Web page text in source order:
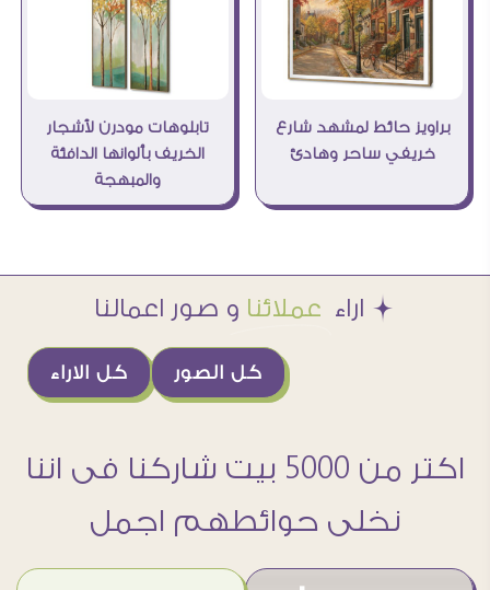
براويز حائط لمشهد شارع
خريفي ساحر وهادئ
تابلوهات مودرن لأشجار
الخريف بألوانها الدافئة
والمبهجة
Æ اراء عملائنا و صور اعمالنا
كل الاراء كل الصور
اكتر من 5000 بيت شاركنا فى اننا
نخلى حوائطهم اجمل